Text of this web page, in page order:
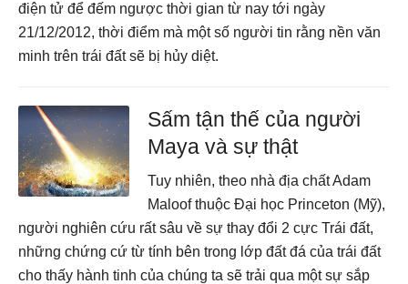
điện tử để đếm ngược thời gian từ nay tới ngày
21/12/2012, thời điểm mà một số người tin rằng nền văn
minh trên trái đất sẽ bị hủy diệt.
Sấm tận thế của người
Maya và sự thật
Tuy nhiên, theo nhà địa chất Adam
Maloof thuộc Đại học Princeton (Mỹ),
người nghiên cứu rất sâu về sự thay đổi 2 cực Trái đất,
những chứng cứ từ tính bên trong lớp đất đá của trái đất
cho thấy hành tinh của chúng ta sẽ trải qua một sự sắp